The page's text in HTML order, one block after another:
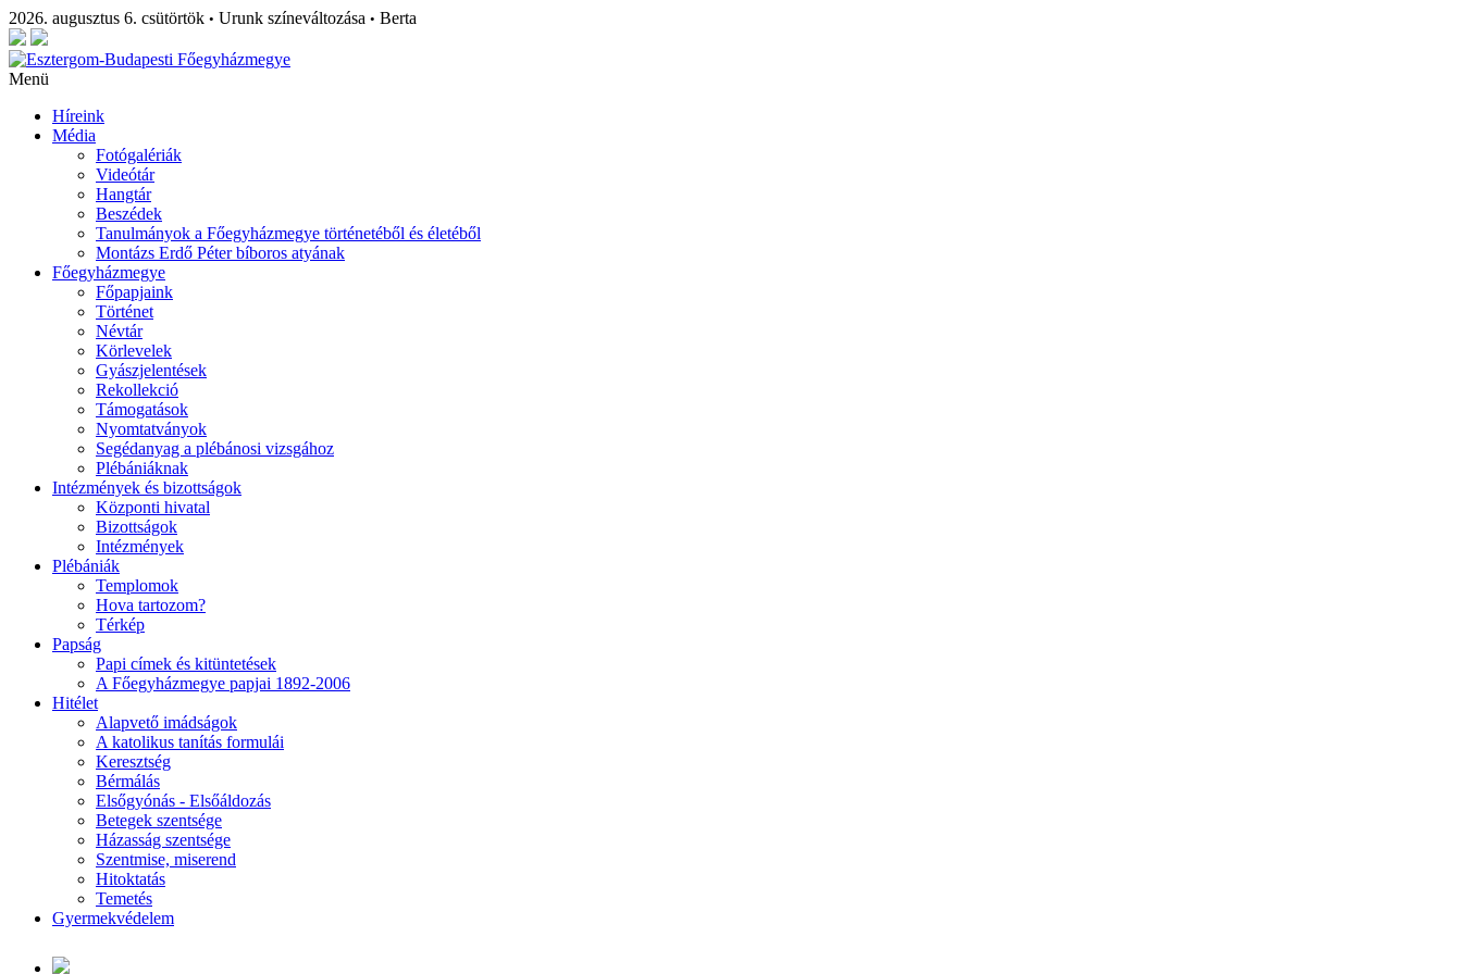
2026. augusztus 6. csütörtök • Urunk színeváltozása • Berta
Menü
Híreink
Média
Fotógalériák
Videótár
Hangtár
Beszédek
Tanulmányok a Főegyházmegye történetéből és életéből
Montázs Erdő Péter bíboros atyának
Főegyházmegye
Főpapjaink
Történet
Névtár
Körlevelek
Gyászjelentések
Rekollekció
Támogatások
Nyomtatványok
Segédanyag a plébánosi vizsgához
Plébániáknak
Intézmények és bizottságok
Központi hivatal
Bizottságok
Intézmények
Plébániák
Templomok
Hova tartozom?
Térkép
Papság
Papi címek és kitüntetések
A Főegyházmegye papjai 1892-2006
Hitélet
Alapvető imádságok
A katolikus tanítás formulái
Keresztség
Bérmálás
Elsőgyónás - Elsőáldozás
Betegek szentsége
Házasság szentsége
Szentmise, miserend
Hitoktatás
Temetés
Gyermekvédelem